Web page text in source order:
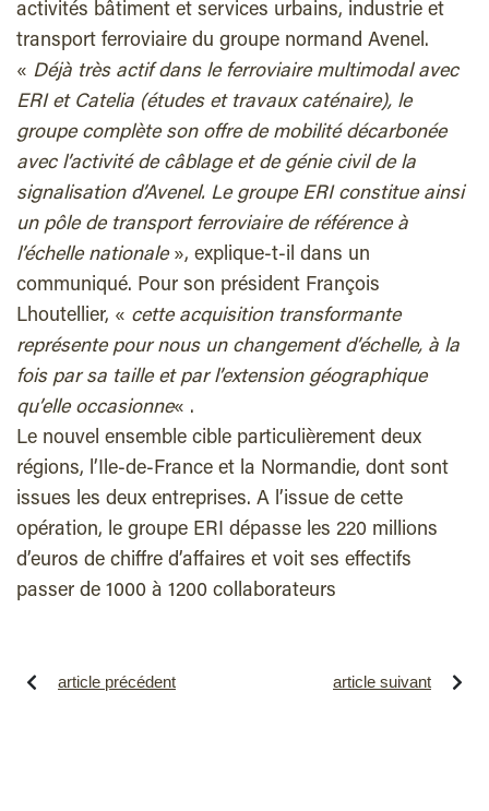
activités bâtiment et services urbains, industrie et
transport ferroviaire du groupe normand Avenel.
« Déjà très actif dans le ferroviaire multimodal avec
ERI et Catelia (études et travaux caténaire), le
groupe complète son offre de mobilité décarbonée
avec l’activité de câblage et de génie civil de la
signalisation d’Avenel. Le groupe ERI constitue ainsi
un pôle de transport ferroviaire de référence à
l’échelle nationale », explique-t-il dans un
communiqué. Pour son président François
Lhoutellier, « cette acquisition transformante
représente pour nous un changement d’échelle, à la
fois par sa taille et par l’extension géographique
qu’elle occasionne« .
Le nouvel ensemble cible particulièrement deux
régions, l’Ile-de-France et la Normandie, dont sont
issues les deux entreprises. A l’issue de cette
opération, le groupe ERI dépasse les 220 millions
d’euros de chiffre d’affaires et voit ses effectifs
passer de 1000 à 1200 collaborateurs
article précédent article suivant